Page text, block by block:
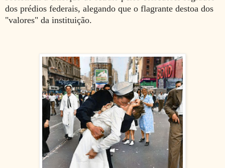
dos prédios federais, alegando que o flagrante destoa dos
"valores" da instituição.